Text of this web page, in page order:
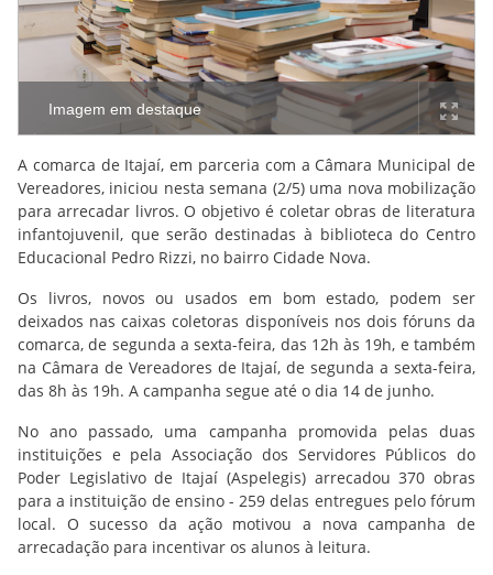
Imagem em destaque
A comarca de Itajaí, em parceria com a Câmara Municipal de
Vereadores, iniciou nesta semana (2/5) uma nova mobilização
para arrecadar livros. O objetivo é coletar obras de literatura
infantojuvenil, que serão destinadas à biblioteca do Centro
Educacional Pedro Rizzi, no bairro Cidade Nova.
Os livros, novos ou usados em bom estado, podem ser
deixados nas caixas coletoras disponíveis nos dois fóruns da
comarca, de segunda a sexta-feira, das 12h às 19h, e também
na Câmara de Vereadores de Itajaí, de segunda a sexta-feira,
das 8h às 19h. A campanha segue até o dia 14 de junho.
No ano passado, uma campanha promovida pelas duas
instituições e pela Associação dos Servidores Públicos do
Poder Legislativo de Itajaí (Aspelegis) arrecadou 370 obras
para a instituição de ensino - 259 delas entregues pelo fórum
local. O sucesso da ação motivou a nova campanha de
arrecadação para incentivar os alunos à leitura.